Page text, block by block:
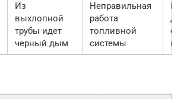
Из
выхлопной
трубы идет
черный дым
Неправильная
работа
топливной
системы